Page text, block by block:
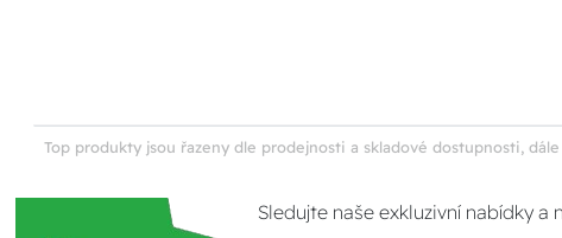
Top produkty jsou řazeny dle prodejnosti a skladové dostupnosti,
Sledujte naše exkluzivní nabídky a